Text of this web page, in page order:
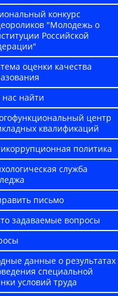
конкурс
"Молодежь о
Российской
оценки качества
нас найти
центр
квалификаций
политика
служба
письмо
задаваемые вопросы
данные о результатах
специальной
условий труда